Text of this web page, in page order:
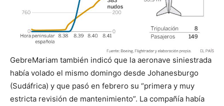
GebreMariam también indicó que la aeronave siniestrada
había volado el mismo domingo desde Johanesburgo
(Sudáfrica) y que pasó en febrero su “primera y muy
estricta revisión de mantenimiento”. La compañía había